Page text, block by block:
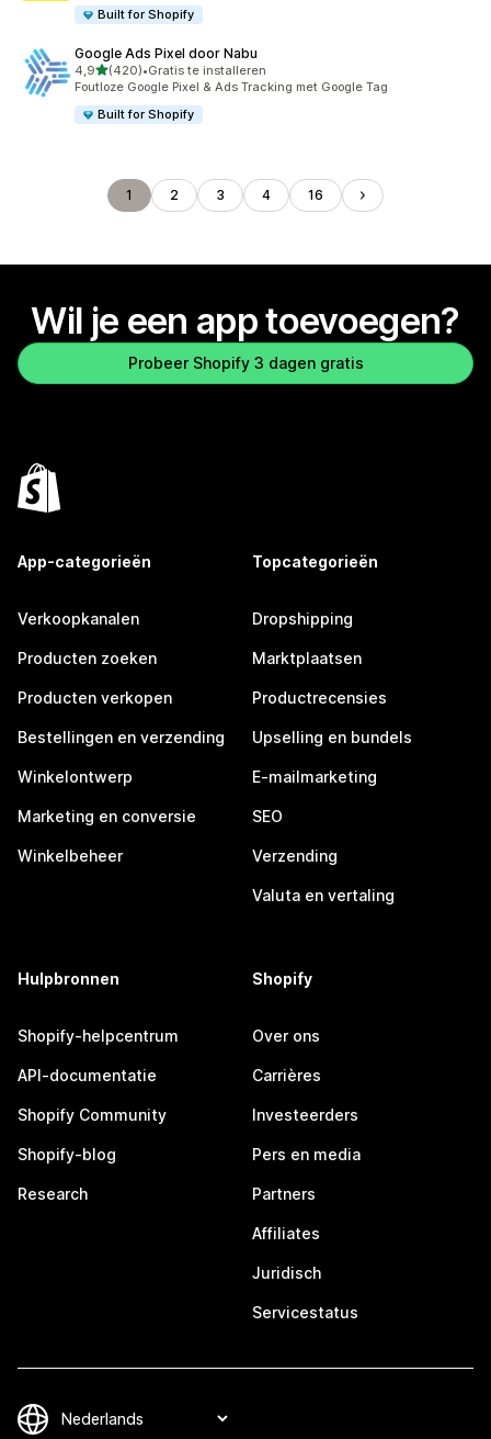
Built for Shopify
Google Ads Pixel door Nabu
4,9van 5 sterren
(420)
420 recensies in totaal
•Gratis te installeren
Foutloze Google Pixel & Ads Tracking met Google Tag
Built for Shopify
1 2 3 4 16
Wil je een app toevoegen?
Probeer Shopify 3 dagen gratis
App-categorieën
Verkoopkanalen
Producten zoeken
Producten verkopen
Bestellingen en verzending
Winkelontwerp
Marketing en conversie
Winkelbeheer
Topcategorieën
Dropshipping
Marktplaatsen
Productrecensies
Upselling en bundels
E-mailmarketing
SEO
Verzending
Valuta en vertaling
Hulpbronnen
Shopify-helpcentrum
API-documentatie
Shopify Community
Shopify-blog
Research
Shopify
Over ons
Carrières
Investeerders
Pers en media
Partners
Affiliates
Juridisch
Servicestatus